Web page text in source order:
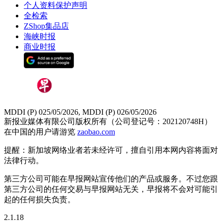
个人资料保护声明
全检索
ZShop集品店
海峡时报
商业时报
MDDI (P) 025/05/2026, MDDI (P) 026/05/2026
新报业媒体有限公司版权所有（公司登记号：202120748H）
在中国的用户请游览 zaobao.com
提醒：新加坡网络业者若未经许可，擅自引用本网内容将面对
法律行动。
第三方公司可能在早报网站宣传他们的产品或服务。不过您跟
第三方公司的任何交易与早报网站无关，早报将不会对可能引
起的任何损失负责。
2.1.18